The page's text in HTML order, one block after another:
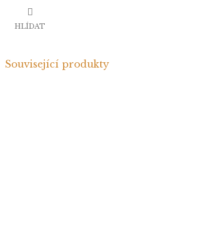
HLÍDAT
Související produkty